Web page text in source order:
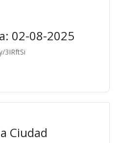
02-08-2025
3IRftSi
Ciudad